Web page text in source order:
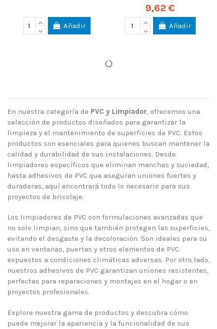
Añadir
9,62 €
Añadir
En nuestra categoría de PVC y Limpiador , ofrecemos una
selección de productos diseñados para garantizar la
limpieza y el mantenimiento de superficies de PVC. Estos
productos son esenciales para quienes buscan mantener la
calidad y durabilidad de sus instalaciones. Desde
limpiadores específicos que eliminan manchas y suciedad,
hasta adhesivos de PVC que aseguran uniones fuertes y
duraderas, aquí encontrará todo lo necesario para sus
proyectos de bricolaje.
Los limpiadores de PVC son formulaciones avanzadas que
no solo limpian, sino que también protegen las superficies,
evitando el desgaste y la decoloración. Son ideales para su
uso en ventanas, puertas y otros elementos de PVC
expuestos a condiciones climáticas adversas. Por otro lado,
nuestros adhesivos de PVC garantizan uniones resistentes,
perfectas para reparaciones y montajes en el hogar o en
proyectos profesionales.
Explore nuestra gama de productos y descubra cómo
puede mejorar la apariencia y la funcionalidad de sus